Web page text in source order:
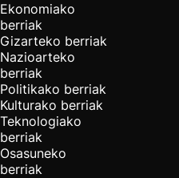
Ekonomiako
berriak
Gizarteko berriak
Nazioarteko
berriak
Politikako berriak
Kulturako berriak
Teknologiako
berriak
Osasuneko
berriak